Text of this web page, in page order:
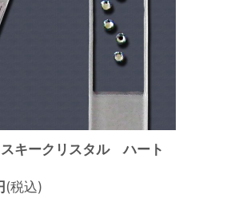
キークリスタル ハート
(税込)